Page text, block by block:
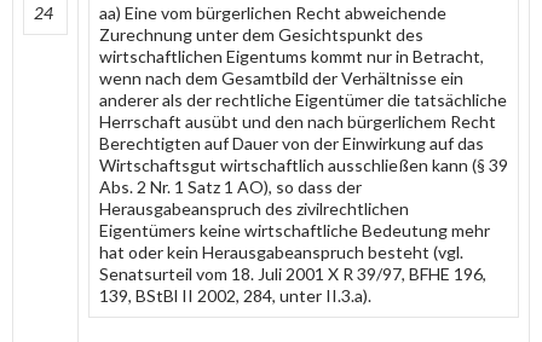
24
aa) Eine vom bürgerlichen Recht abweichende
Zurechnung unter dem Gesichtspunkt des
wirtschaftlichen Eigentums kommt nur in Betracht,
wenn nach dem Gesamtbild der Verhältnisse ein
anderer als der rechtliche Eigentümer die tatsächliche
Herrschaft ausübt und den nach bürgerlichem Recht
Berechtigten auf Dauer von der Einwirkung auf das
Wirtschaftsgut wirtschaftlich ausschließen kann (§ 39
Abs. 2 Nr. 1 Satz 1 AO), so dass der
Herausgabeanspruch des zivilrechtlichen
Eigentümers keine wirtschaftliche Bedeutung mehr
hat oder kein Herausgabeanspruch besteht (vgl.
Senatsurteil vom 18. Juli 2001 X R 39/97, BFHE 196,
139, BStBl II 2002, 284, unter II.3.a).